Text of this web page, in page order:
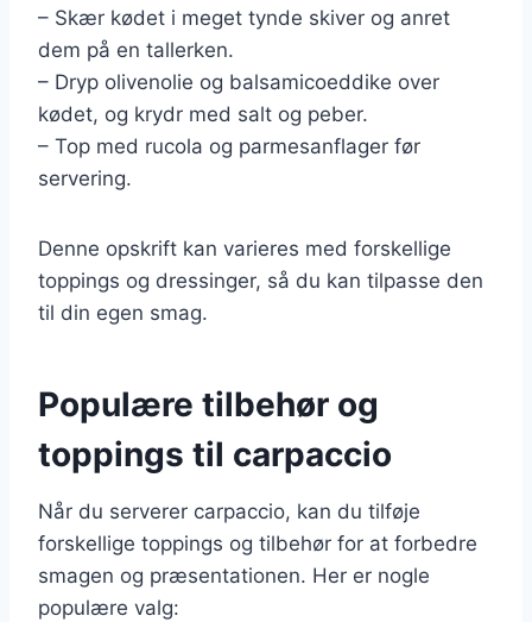
– Skær kødet i meget tynde skiver og anret
dem på en tallerken.
– Dryp olivenolie og balsamicoeddike over
kødet, og krydr med salt og peber.
– Top med rucola og parmesanflager før
servering.
Denne opskrift kan varieres med forskellige
toppings og dressinger, så du kan tilpasse den
til din egen smag.
Populære tilbehør og
toppings til carpaccio
Når du serverer carpaccio, kan du tilføje
forskellige toppings og tilbehør for at forbedre
smagen og præsentationen. Her er nogle
populære valg: